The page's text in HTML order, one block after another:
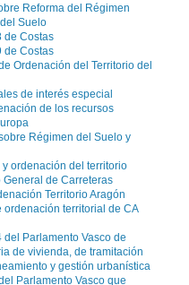
Reforma del Régimen
Suelo
de Costas
de Costas
Ordenación del Territorio del
de interés especial
de los recursos
Régimen del Suelo y
ordenación del territorio
de Carreteras
Territorio Aragón
territorial de CA
Parlamento Vasco de
de vivienda, de tramitación
y gestión urbanística
Parlamento Vasco que